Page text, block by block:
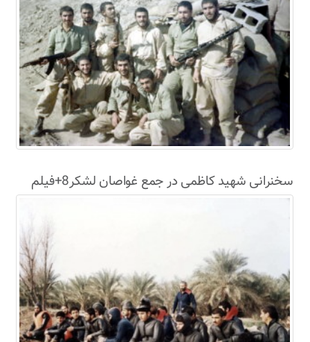
سخنرانی شهید کاظمی در جمع غواصان لشکر8+فیلم